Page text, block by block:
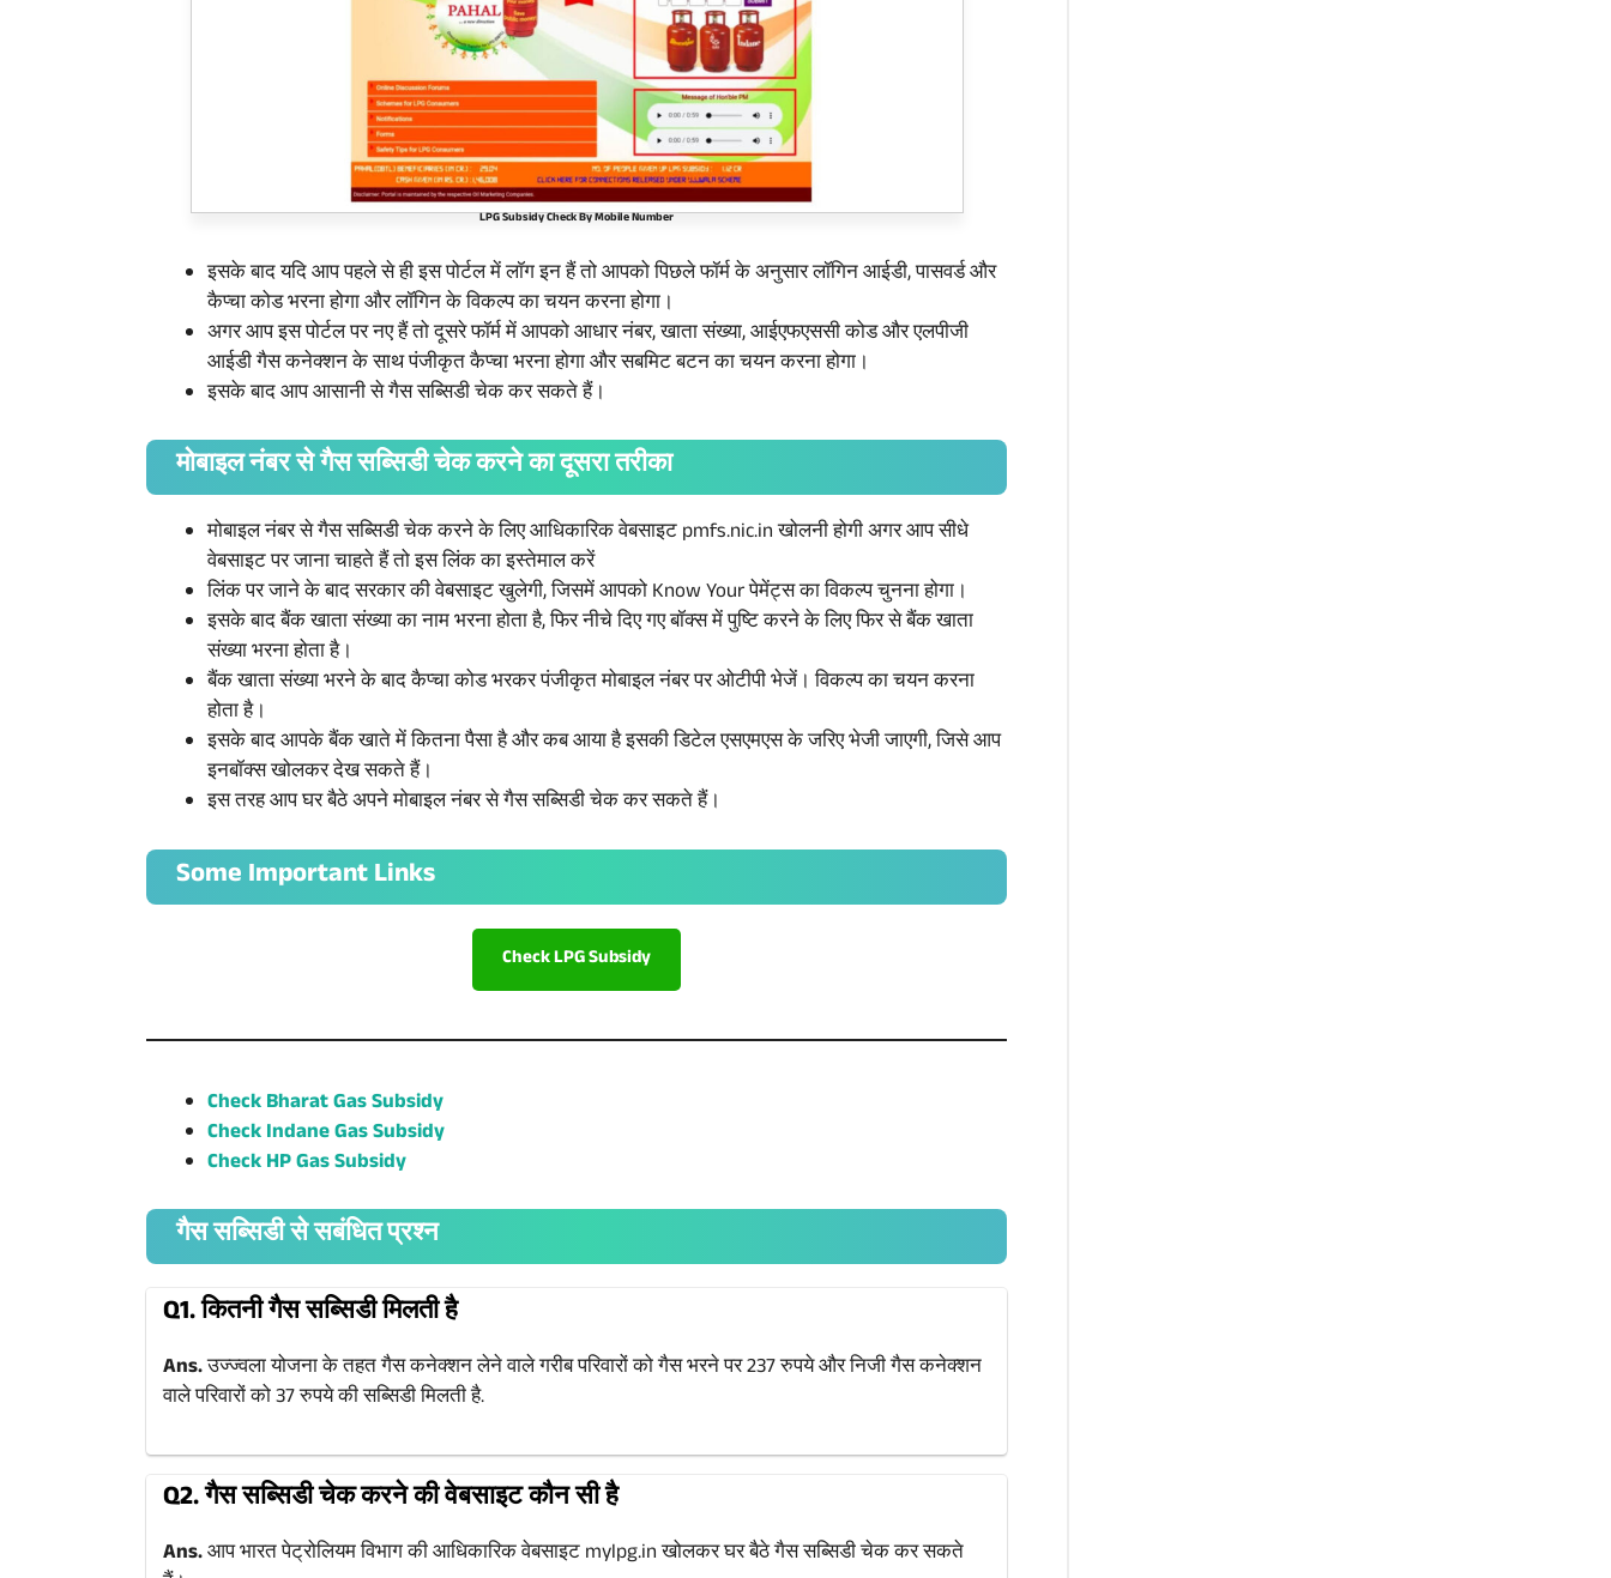
LPG Subsidy Check By Mobile Number
इसके बाद यदि आप पहले से ही इस पोर्टल में लॉग इन हैं तो आपको पिछले फॉर्म के अनुसार लॉगिन आईडी, पासवर्ड और
कैप्चा कोड भरना होगा और लॉगिन के विकल्प का चयन करना होगा।
अगर आप इस पोर्टल पर नए हैं तो दूसरे फॉर्म में आपको आधार नंबर, खाता संख्या, आईएफएससी कोड और एलपीजी
आईडी गैस कनेक्शन के साथ पंजीकृत कैप्चा भरना होगा और सबमिट बटन का चयन करना होगा।
इसके बाद आप आसानी से गैस सब्सिडी चेक कर सकते हैं।
मोबाइल नंबर से गैस सब्सिडी चेक करने का दूसरा तरीका
मोबाइल नंबर से गैस सब्सिडी चेक करने के लिए आधिकारिक वेबसाइट pmfs.nic.in खोलनी होगी अगर आप सीधे
वेबसाइट पर जाना चाहते हैं तो इस लिंक का इस्तेमाल करें
लिंक पर जाने के बाद सरकार की वेबसाइट खुलेगी, जिसमें आपको Know Your पेमेंट्स का विकल्प चुनना होगा।
इसके बाद बैंक खाता संख्या का नाम भरना होता है, फिर नीचे दिए गए बॉक्स में पुष्टि करने के लिए फिर से बैंक खाता
संख्या भरना होता है।
बैंक खाता संख्या भरने के बाद कैप्चा कोड भरकर पंजीकृत मोबाइल नंबर पर ओटीपी भेजें। विकल्प का चयन करना
होता है।
इसके बाद आपके बैंक खाते में कितना पैसा है और कब आया है इसकी डिटेल एसएमएस के जरिए भेजी जाएगी, जिसे आप
इनबॉक्स खोलकर देख सकते हैं।
इस तरह आप घर बैठे अपने मोबाइल नंबर से गैस सब्सिडी चेक कर सकते हैं।
Some Important Links
Check LPG Subsidy
Check Bharat Gas Subsidy
Check Indane Gas Subsidy
Check HP Gas Subsidy
गैस सब्सिडी से सबंधित प्रश्न
Q1. कितनी गैस सब्सिडी मिलती है
Ans.उज्ज्वला योजना के तहत गैस कनेक्शन लेने वाले गरीब परिवारों को गैस भरने पर 237 रुपये और निजी गैस कनेक्शन
वाले परिवारों को 37 रुपये की सब्सिडी मिलती है.
Q2. गैस सब्सिडी चेक करने की वेबसाइट कौन सी है
Ans.आप भारत पेट्रोलियम विभाग की आधिकारिक वेबसाइट mylpg.in खोलकर घर बैठे गैस सब्सिडी चेक कर सकते